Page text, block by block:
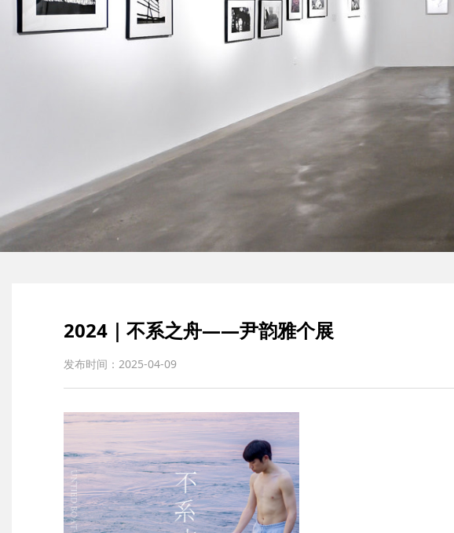
2024｜不系之舟——尹韵雅个展
发布时间：2025-04-09